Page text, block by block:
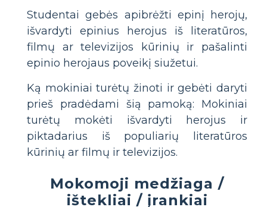
Studentai gebės apibrėžti epinį herojų,
išvardyti epinius herojus iš literatūros,
filmų ar televizijos kūrinių ir pašalinti
epinio herojaus poveikį siužetui.
Ką mokiniai turėtų žinoti ir gebėti daryti
prieš pradėdami šią pamoką: Mokiniai
turėtų mokėti išvardyti herojus ir
piktadarius iš populiarių literatūros
kūrinių ar filmų ir televizijos.
Mokomoji medžiaga /
ištekliai / įrankiai